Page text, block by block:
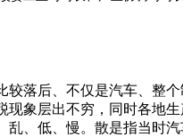
落后、不仅是汽车、整
象层出不穷，同时各地
、低、慢。散是指当时